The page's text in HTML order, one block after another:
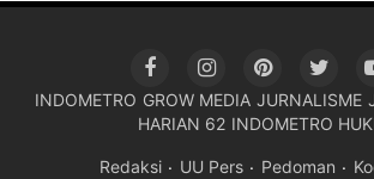
INDOMETRO GROW MEDIA JURNALISME
HARIAN 62 INDOMETRO
Redaksi UU Pers Pedoman